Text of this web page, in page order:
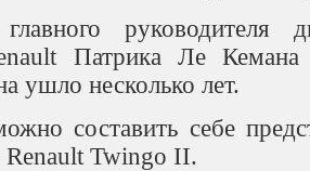
руководителя
Патрика Ле Кемана
ушло несколько лет.
составить себе
Renault Twingo II.